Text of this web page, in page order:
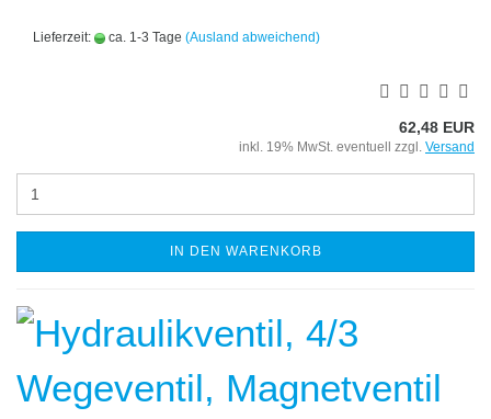
Lieferzeit: ca. 1-3 Tage (Ausland abweichend)
62,48 EUR
inkl. 19% MwSt. eventuell zzgl. Versand
IN DEN WARENKORB